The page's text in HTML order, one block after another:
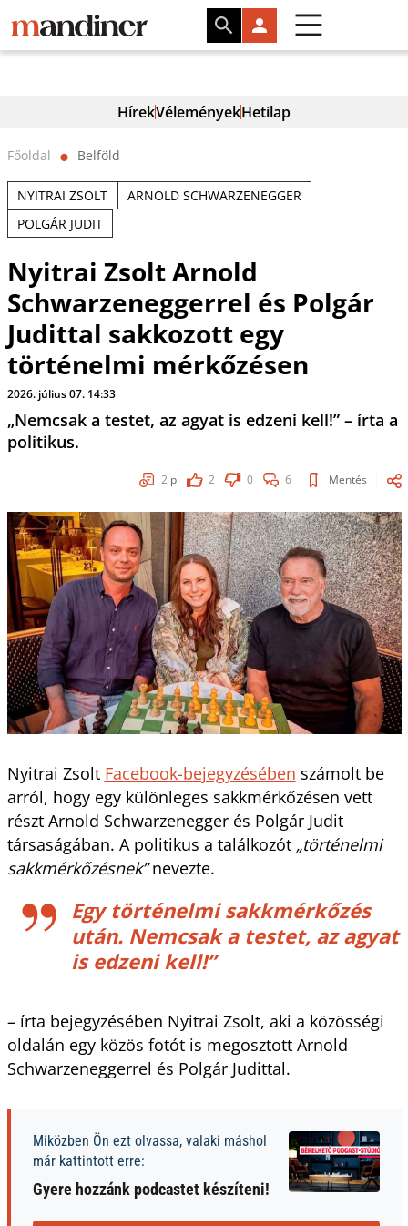
HírekVéleményekHetilap
Főoldal ⬤ Belföld
NYITRAI ZSOLT
ARNOLD SCHWARZENEGGER
POLGÁR JUDIT
Nyitrai Zsolt Arnold
Schwarzeneggerrel és Polgár
Judittal sakkozott egy
történelmi mérkőzésen
2026. július 07. 14:33
„Nemcsak a testet, az agyat is edzeni kell!” – írta a
politikus.
2 p 2 0 6 Mentés
Nyitrai Zsolt Facebook-bejegyzésében számolt be
arról, hogy egy különleges sakkmérkőzésen vett
részt Arnold Schwarzenegger és Polgár Judit
társaságában. A politikus a találkozót „történelmi
sakkmérkőzésnek”nevezte.
Egy történelmi sakkmérkőzés
után. Nemcsak a testet, az agyat
is edzeni kell!”
– írta bejegyzésében Nyitrai Zsolt, aki a közösségi
oldalán egy közös fotót is megosztott Arnold
Schwarzeneggerrel és Polgár Judittal.
Miközben Ön ezt olvassa, valaki máshol
már kattintott erre:
Gyere hozzánk podcastet készíteni!